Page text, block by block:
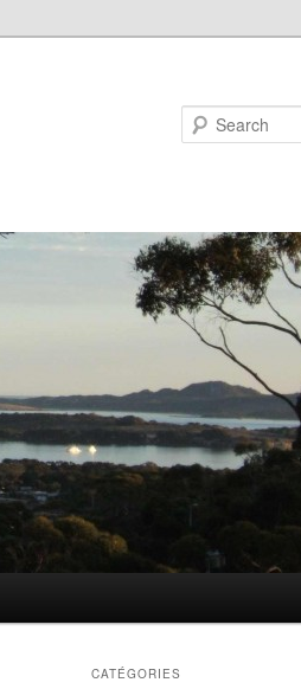
CATÉGORIES